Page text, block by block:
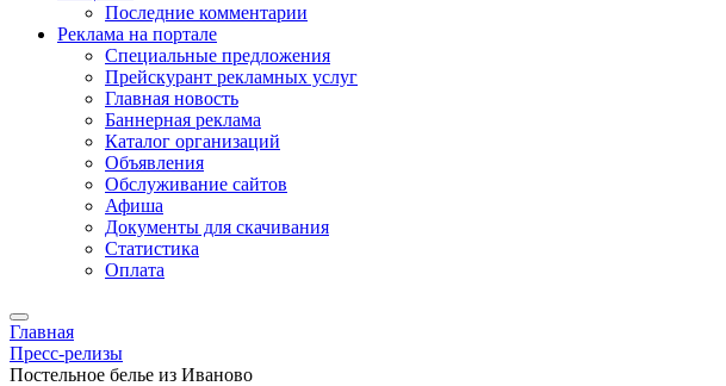
Последние комментарии
Реклама на портале
Специальные предложения
Прейскурант рекламных услуг
Главная новость
Баннерная реклама
Каталог организаций
Объявления
Обслуживание сайтов
Афиша
Документы для скачивания
Статистика
Оплата
Главная
Пресс-релизы
Постельное белье из Иваново